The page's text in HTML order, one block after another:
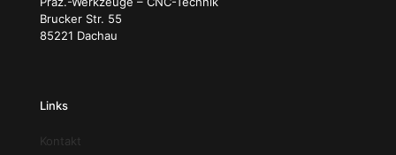
Brucker Str. 55
85221 Dachau
Links
Kontakt